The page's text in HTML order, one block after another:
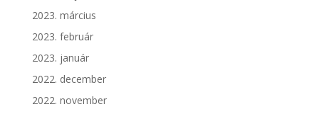
2023. március
2023. február
2023. január
2022. december
2022. november